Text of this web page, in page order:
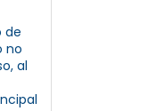
de
no
al